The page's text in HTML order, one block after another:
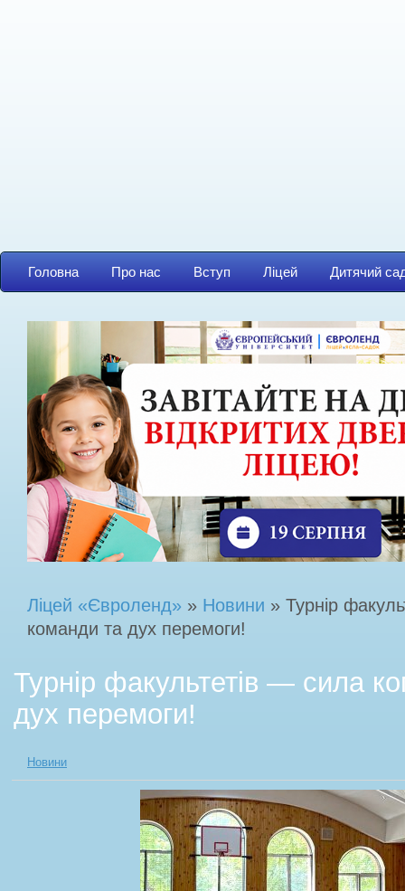
Головна Про нас Вступ Ліцей Дитячий
Ліцей «Євроленд» » Новини » Турнір
команди та дух перемоги!
Турнір факультетів — сила
дух перемоги!
Новини